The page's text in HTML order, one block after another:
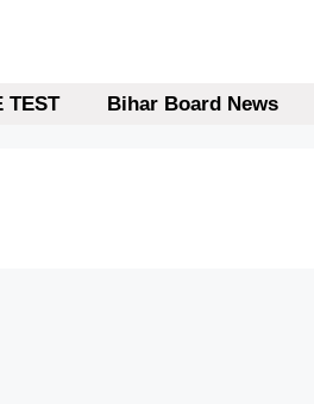
TEST Bihar Board News